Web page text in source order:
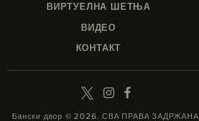
ВИРТУЕЛНА ШЕТЊА
ВИДЕО
КОНТАКТ
Бански двор © 2026. СВА ПРАВА ЗАДРЖАНА